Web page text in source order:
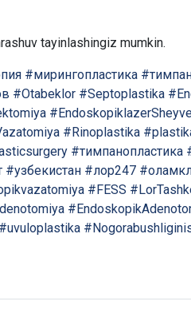
tayinlashingiz mumkin.
#мирингопластика
#Otabeklor #Septoplastika
#Rinoplastika
#тимпанопластика
#узбекистан #лор247
#FESS
#uvuloplastika